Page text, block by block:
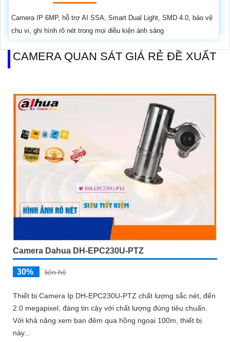
Camera IP 6MP, hỗ trợ AI SSA, Smart Dual Light, SMD 4.0, bảo vệ
chu vi, ghi hình rõ nét trong mọi điều kiện ánh sáng
CAMERA QUAN SÁT GIÁ RẺ ĐỀ XUẤT
Camera Dahua DH-EPC230U-PTZ
30% liên hệ
Thiết bị Camera Ip DH-EPC230U-PTZ chất lượng sắc nét, đến
2.0 megapixel, đáng tin cậy với chất lượng đúng tiêu chuẩn.
Với khả năng xem ban đêm qua hồng ngoại 100m, thiết bị
này...